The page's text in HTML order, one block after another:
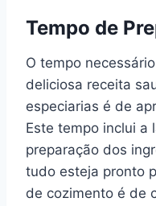
Tempo de
O tempo
deliciosa receita
especiarias é de
Este tempo inclui a
preparação dos
tudo esteja pronto
de cozimento é de